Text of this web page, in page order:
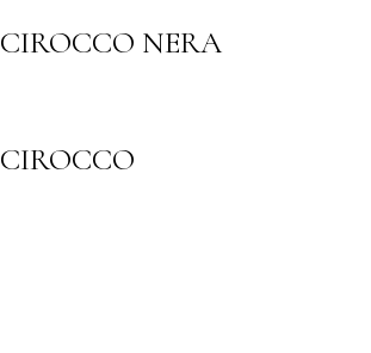
NERA